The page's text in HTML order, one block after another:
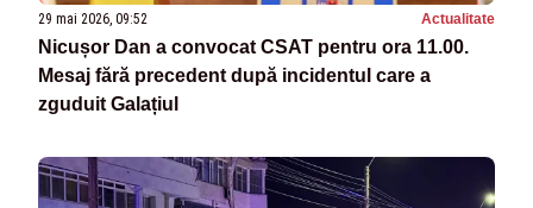
29 mai 2026, 09:52 Actualitate
Nicușor Dan a convocat CSAT pentru ora 11.00.
Mesaj fără precedent după incidentul care a
zguduit Galațiul